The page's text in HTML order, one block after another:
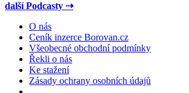
další Podcasty ⇢
O nás
Ceník inzerce Borovan.cz
Všeobecné obchodní podmínky
Řekli o nás
Ke stažení
Zásady ochrany osobních údajů